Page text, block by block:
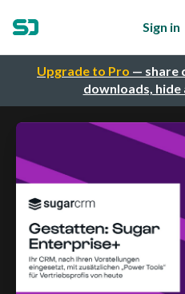
Upgrade to Pro — share
downloads, hide
Sign in